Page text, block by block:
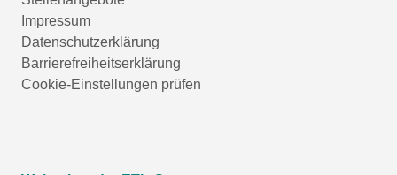
Impressum
Datenschutzerklärung
Barrierefreiheitserklärung
Cookie-Einstellungen prüfen